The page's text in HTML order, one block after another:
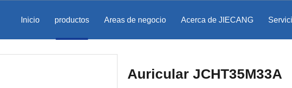
Inicio productos Areas de negocio Acerca de JIECANG
Auricular JCHT35M33A